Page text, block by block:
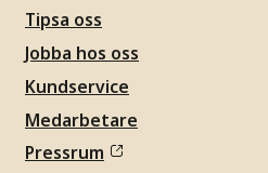
Tipsa oss
Jobba hos oss
Kundservice
Medarbetare
Pressrum